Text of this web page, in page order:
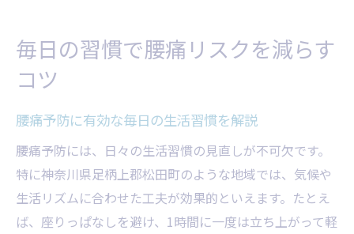
毎日の習慣で腰痛リスクを減らす
コツ
腰痛予防に有効な毎日の生活習慣を解説
腰痛予防には、日々の生活習慣の見直しが不可欠です。
特に神奈川県足柄上郡松田町のような地域では、気候や
生活リズムに合わせた工夫が効果的といえます。たとえ
ば、座りっぱなしを避け、1時間に一度は立ち上がって軽